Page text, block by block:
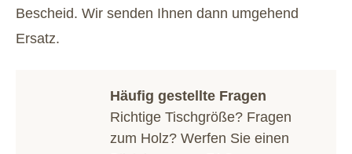
Bescheid. Wir senden Ihnen dann umgehend
Ersatz.
Häufig gestellte Fragen
Richtige Tischgröße? Fragen
zum Holz? Werfen Sie einen